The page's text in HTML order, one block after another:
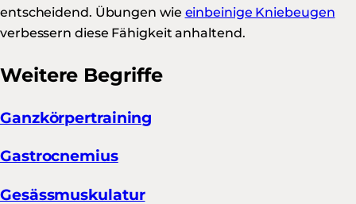
entscheidend. Übungen wie einbeinige Kniebeugen
verbessern diese Fähigkeit anhaltend.
Weitere Begriffe
Ganzkörpertraining
Gastrocnemius
Gesässmuskulatur